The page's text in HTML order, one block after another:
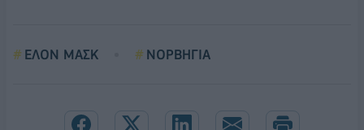
ΕΛΟΝ ΜΑΣΚ ΝΟΡΒΗΓΙΑ